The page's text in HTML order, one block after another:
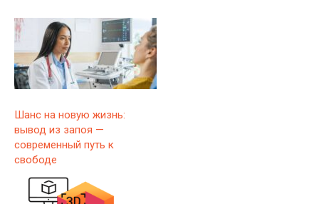
Шанс на новую жизнь:
вывод из запоя —
современный путь к
свободе